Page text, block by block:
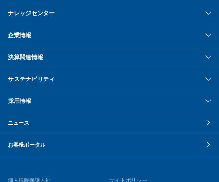
ナレッジセンター
企業情報
決算関連情報
サステナビリティ
採用情報
ニュース
お客様ポータル
個人情報保護方針 サイトポリシー